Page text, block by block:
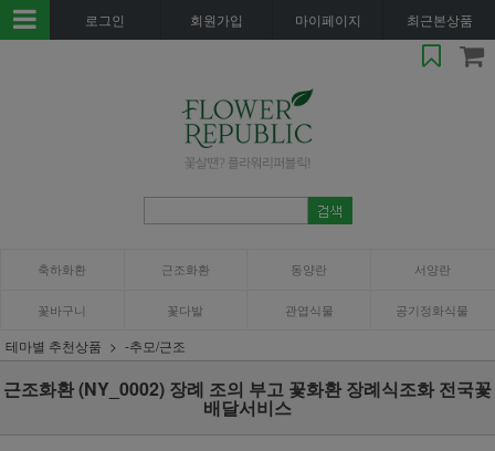
로그인 회원가입 마이페이지 최근본상품
축하화환 근조화환 동양란 서양란
꽃바구니 꽃다발 관엽식물 공기정화식물
테마별 추천상품 -추모/근조
근조화환 (NY_0002) 장례 조의 부고 꽃화환 장례식조화 전국꽃
배달서비스